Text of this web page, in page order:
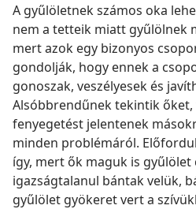
A gyűlöletnek számos oka
nem a tetteik miatt gyűlölnek
mert azok egy bizonyos
gondolják, hogy ennek a
gonoszak, veszélyesek és
Alsóbbrendűnek tekintik őket,
fenyegetést jelentenek
minden problémáról.
így, mert ők maguk is gyűlölet
igazságtalanul bántak velük,
gyűlölet gyökeret vert a